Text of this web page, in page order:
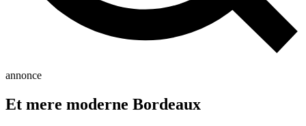
annonce
Et mere moderne Bordeaux